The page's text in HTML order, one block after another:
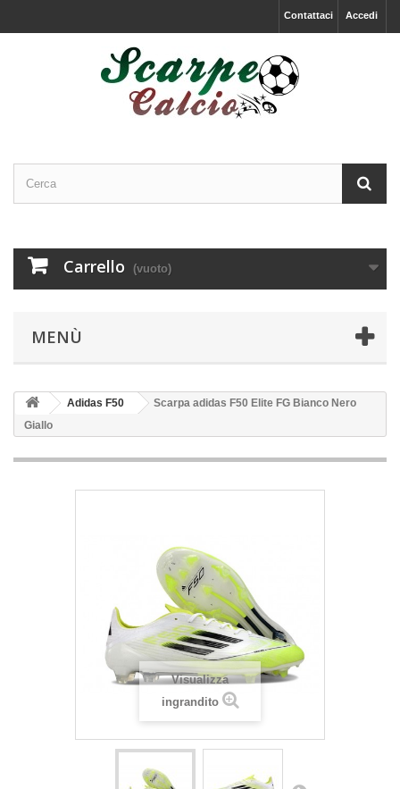
Accedi
Contattaci
Carrello (vuoto)
MENÙ
Adidas F50
Scarpa adidas F50 Elite FG Bianco Nero
Giallo
Visualizza
ingrandito